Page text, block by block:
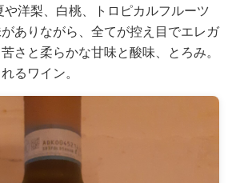
洋梨、白桃、トロピカルフルーツ
ありながら、全てが控え目でエレガ
さと柔らかな甘味と酸味、とろみ。
るワイン。